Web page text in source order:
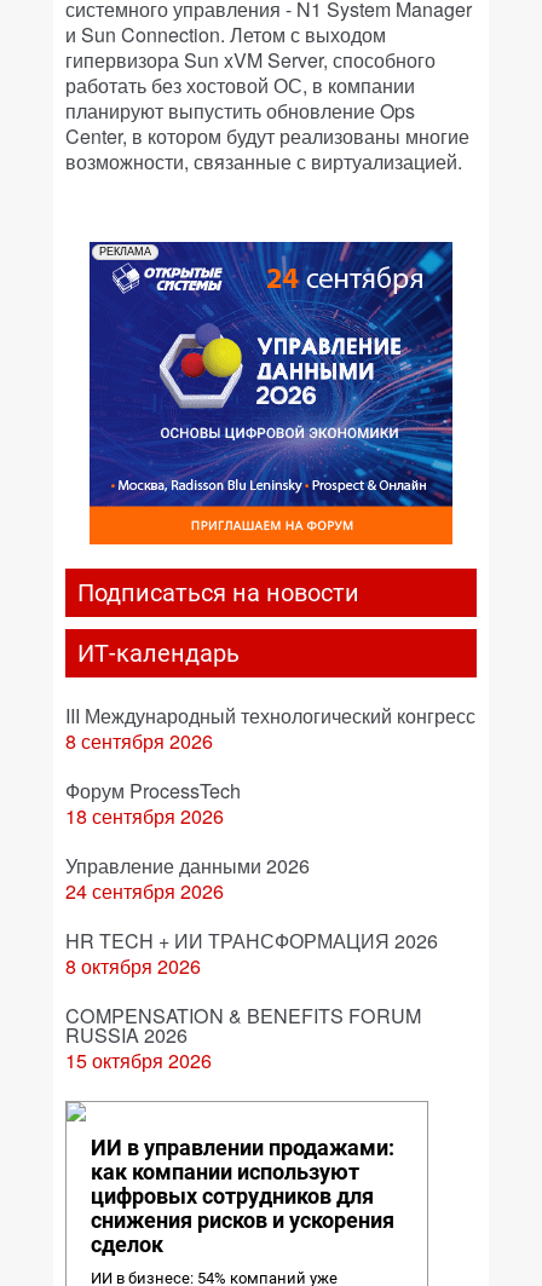
системного управления - N1 System Manager
и Sun Connection. Летом с выходом
гипервизора Sun xVM Server, способного
работать без хостовой ОС, в компании
планируют выпустить обновление Ops
Center, в котором будут реализованы многие
возможности, связанные с виртуализацией.
РЕКЛАМА
Подписаться на новости
ИТ-календарь
III Международный технологический конгресс
8 сентября 2026
Форум ProcessTech
18 сентября 2026
Управление данными 2026
24 сентября 2026
HR TECH + ИИ ТРАНСФОРМАЦИЯ 2026
8 октября 2026
COMPENSATION & BENEFITS FORUM
RUSSIA 2026
15 октября 2026
ИИ в управлении продажами:
как компании используют
цифровых сотрудников для
снижения рисков и ускорения
сделок
ИИ в бизнесе: 54% компаний уже